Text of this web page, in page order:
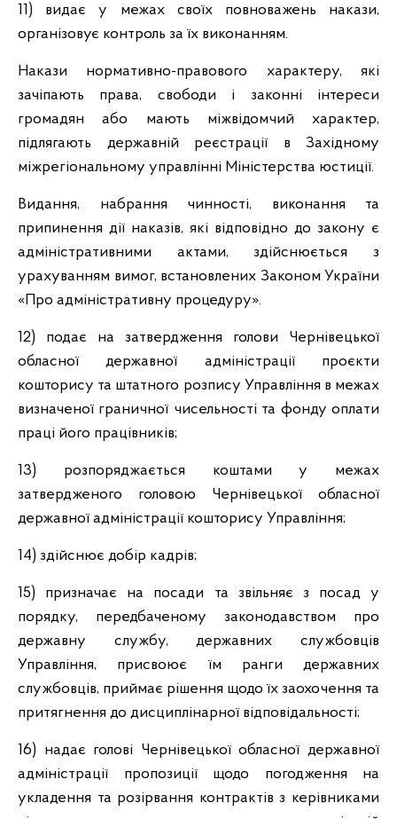
11) видає у межах своїх повноважень накази,
організовує контроль за їх виконанням.
Накази нормативно-правового характеру, які
зачіпають права, свободи і законні інтереси
громадян або мають міжвідомчий характер,
підлягають державній реєстрації в Західному
міжрегіональному управлінні Міністерства юстиції.
Видання, набрання чинності, виконання та
припинення дії наказів, які відповідно до закону є
адміністративними актами, здійснюється з
урахуванням вимог, встановлених Законом України
«Про адміністративну процедуру».
12) подає на затвердження голови Чернівецької
обласної державної адміністрації проєкти
кошторису та штатного розпису Управління в межах
визначеної граничної чисельності та фонду оплати
праці його працівників;
13) розпоряджається коштами у межах
затвердженого головою Чернівецької обласної
державної адміністрації кошторису Управління;
14) здійснює добір кадрів;
15) призначає на посади та звільняє з посад у
порядку, передбаченому законодавством про
державну службу, державних службовців
Управління, присвоює їм ранги державних
службовців, приймає рішення щодо їх заохочення та
притягнення до дисциплінарної відповідальності;
16) надає голові Чернівецької обласної державної
адміністрації пропозиції щодо погодження на
укладення та розірвання контрактів з керівниками